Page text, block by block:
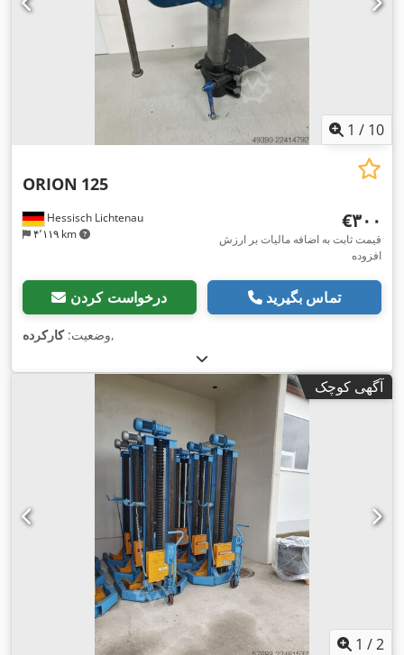
1 / 10
Hessisch Lichtenau
۴٬۱۱۹ km
ORION 125
‎€۳۰۰
قیمت ثابت به اضافه مالیات بر ارزش
افزوده
درخواست کردن تماس بگیرید
وضعیت:کارکرده ,
آگهی کوچک
1 /2